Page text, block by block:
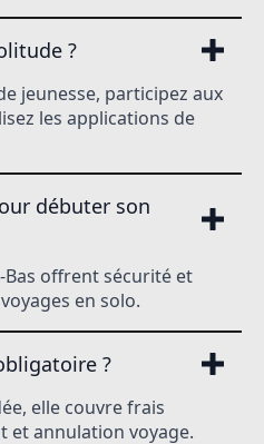
?
jeunesse, participez aux
les applications de
débuter son
Bas offrent sécurité et
en solo.
?
elle couvre frais
et annulation voyage.